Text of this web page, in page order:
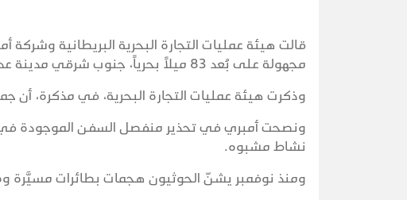
قالت هيئة عمليات التجارة البحرية البريطانية
مجهولة على بُعد 83 ميلاً بحرياً، جنوب شرقي مدينة عدن، في وقت مبكر من اليوم الجمعة.
وذكرت هيئة عمليات التجارة البحرية، في مذكرة، أن
ونصحت أمبري في تحذير منفصل السفن الموجودة في
نشاط مشبوه.
ومنذ نوفمبر يشنّ الحوثيون هجمات بطائرات مسيَّرة